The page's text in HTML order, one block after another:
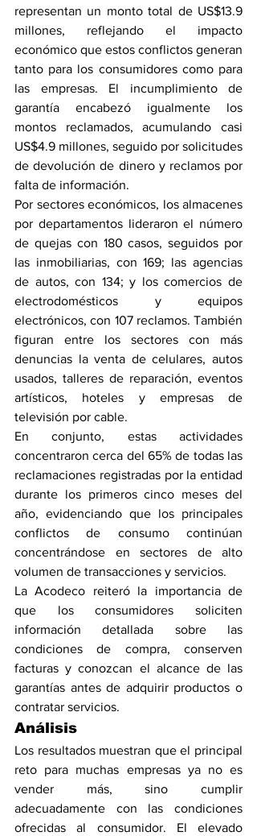
representan un monto total de US$13.9
millones, reflejando el impacto
económico que estos conflictos generan
tanto para los consumidores como para
las empresas. El incumplimiento de
garantía encabezó igualmente los
montos reclamados, acumulando casi
US$4.9 millones, seguido por solicitudes
de devolución de dinero y reclamos por
falta de información.
Por sectores económicos, los almacenes
por departamentos lideraron el número
de quejas con 180 casos, seguidos por
las inmobiliarias, con 169; las agencias
de autos, con 134; y los comercios de
electrodomésticos y equipos
electrónicos, con 107 reclamos. También
figuran entre los sectores con más
denuncias la venta de celulares, autos
usados, talleres de reparación, eventos
artísticos, hoteles y empresas de
televisión por cable.
En conjunto, estas actividades
concentraron cerca del 65% de todas las
reclamaciones registradas por la entidad
durante los primeros cinco meses del
año, evidenciando que los principales
conflictos de consumo continúan
concentrándose en sectores de alto
volumen de transacciones y servicios.
La Acodeco reiteró la importancia de
que los consumidores soliciten
información detallada sobre las
condiciones de compra, conserven
facturas y conozcan el alcance de las
garantías antes de adquirir productos o
contratar servicios.
Análisis
Los resultados muestran que el principal
reto para muchas empresas ya no es
vender más, sino cumplir
adecuadamente con las condiciones
ofrecidas al consumidor. El elevado